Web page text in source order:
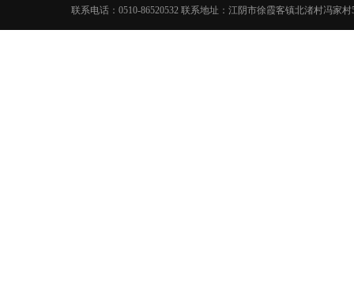
联系电话：0510-86520532 联系地址：江阴市徐霞客镇北渚村冯家村